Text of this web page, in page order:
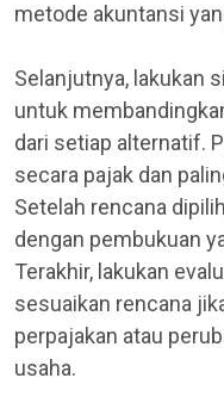
metode akuntansi
Selanjutnya, lakukan
untuk
dari setiap alternatif.
secara pajak dan
Setelah rencana
dengan pembukuan
Terakhir, lakukan
sesuaikan rencana
perpajakan atau
usaha.